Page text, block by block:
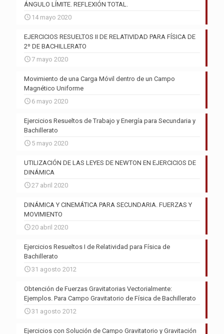
ÁNGULO LÍMITE. REFLEXIÓN TOTAL.
14 mayo 2020
EJERCICIOS RESUELTOS II DE RELATIVIDAD PARA FÍSICA DE
2º DE BACHILLERATO
7 mayo 2020
Movimiento de una Carga Móvil dentro de un Campo
Magnético Uniforme
6 mayo 2020
Ejercicios Resueltos de Trabajo y Energía para Secundaria y
Bachillerato
5 mayo 2020
UTILIZACIÓN DE LAS LEYES DE NEWTON EN EJERCICIOS DE
DINÁMICA
27 abril 2020
DINÁMICA Y CINEMÁTICA PARA SECUNDARIA. FUERZAS Y
MOVIMIENTO
20 abril 2020
Ejercicios Resueltos I de Relatividad para Física de
Bachillerato
31 agosto 2012
Obtención de Fuerzas Gravitatorias Vectorialmente:
Ejemplos. Para Campo Gravitatorio de Física de Bachillerato
31 agosto 2012
Ejercicios con Solución de Campo Gravitatorio y Gravitación